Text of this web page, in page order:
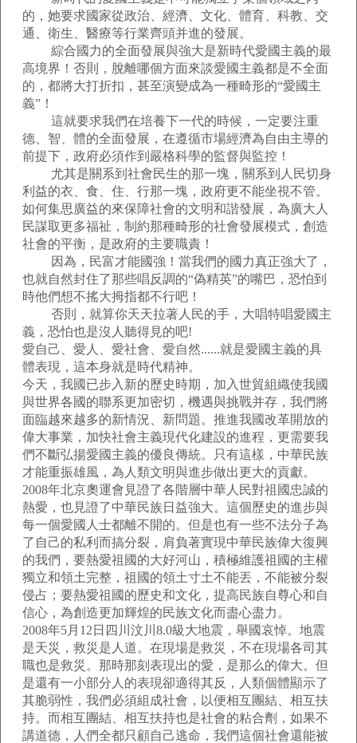
的，她要求國家從政治、經濟、文化、體育、科教、交
通、衛生、醫療等行業齊頭并進的發展。
綜合國力的全面發展與強大是新時代愛國主義的最
高境界！否則，脫離哪個方面來談愛國主義都是不全面
的，都將大打折扣，甚至演變成為一種畸形的“愛國主
義”！
這就要求我們在培養下一代的時候，一定要注重
德、智、體的全面發展，在遵循市場經濟為自由主導的
前提下，政府必須作到嚴格科學的監督與監控！
尤其是關系到社會民生的那一塊，關系到人民切身
利益的衣、食、住、行那一塊，政府更不能坐視不管。
如何集思廣益的來保障社會的文明和諧發展，為廣大人
民謀取更多福祉，制約那種畸形的社會發展模式，創造
社會的平衡，是政府的主要職責！
因為，民富才能國強！當我們的國力真正強大了，
也就自然封住了那些唱反調的“偽精英”的嘴巴，恐怕到
時他們想不搖大拇指都不行吧！
否則，就算你天天拉著人民的手，大唱特唱愛國主
義，恐怕也是沒人聽得見的吧!
愛自己、愛人、愛社會、愛自然......就是愛國主義的具
體表現，這本身就是時代精神。
今天，我國已步入新的歷史時期，加入世貿組織使我國
與世界各國的聯系更加密切，機遇與挑戰并存，我們將
面臨越來越多的新情況、新問題。推進我國改革開放的
偉大事業，加快社會主義現代化建設的進程，更需要我
們不斷弘揚愛國主義的優良傳統。只有這樣，中華民族
才能重振雄風，為人類文明與進步做出更大的貢獻。
2008年北京奧運會見證了各階層中華人民對祖國忠誠的
熱愛，也見證了中華民族日益強大。這個歷史的進步與
每一個愛國人士都離不開的。但是也有一些不法分子為
了自己的私利而搞分裂，肩負著實現中華民族偉大復興
的我們，要熱愛祖國的大好河山，積極維護祖國的主權
獨立和領土完整，祖國的領土寸土不能丟，不能被分裂
侵占；要熱愛祖國的歷史和文化，提高民族自尊心和自
信心，為創造更加輝煌的民族文化而盡心盡力。
2008年5月12日四川汶川8.0級大地震，舉國哀悼。地震
是天災，救災是人道。在現場是救災，不在現場各司其
職也是救災。那時那刻表現出的愛，是那么的偉大。但
是還有一小部分人的表現卻適得其反，人類個體顯示了
其脆弱性，我們必須組成社會，以便相互團結、相互扶
持。而相互團結、相互扶持也是社會的粘合劑，如果不
講道德，人們全都只顧自己逃命，我們這個社會還能被